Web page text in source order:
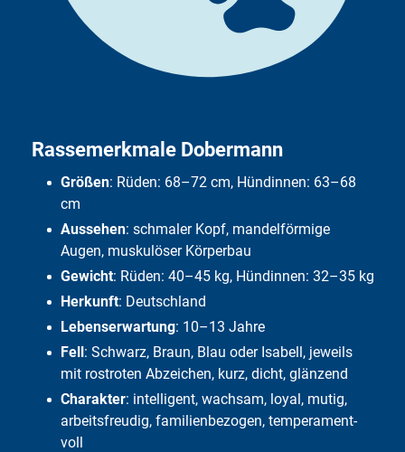
Rassemerkmale Dobermann
Größen: Rüden: 68–72 cm, Hündinnen: 63–68
cm
Aussehen: schmaler Kopf, mandelförmige
Augen, muskulöser Körperbau
Gewicht: Rüden: 40–45 kg, Hündinnen: 32–35 kg
Herkunft: Deutschland
Lebenserwartung: 10–13 Jahre
Fell: Schwarz, Braun, Blau oder Isabell, jeweils
mit rost­roten Abzeichen, kurz, dicht, glänzend
Charakter: intelligent, wachsam, loyal, mutig,
arbeitsfreudig, familien­bezogen, temperament­
voll